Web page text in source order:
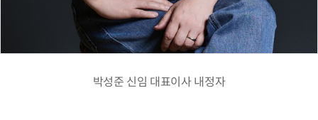
박성준 신임 대표이사 내정자